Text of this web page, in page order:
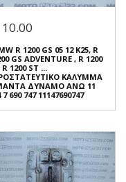
32 73 7 670 567
35.00
Σε Απόθεμα: 1
Κατάσταση:
Μεταχειρισμένο
41164
10.00
R 1200 GS 05 12 K25, R
GS ADVENTURE , R 1200
R 1200 ST ...
ΚΑΛΥΜΜΑ
ΔΥΝΑΜΟ ΑΝΩ 11
7 690 747 11147690747